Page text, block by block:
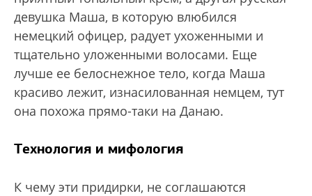
девушка Маша, в которую влюбился
немецкий офицер, радует ухоженными и
тщательно уложенными волосами. Еще
лучше ее белоснежное тело, когда Маша
красиво лежит, изнасилованная немцем, тут
она похожа прямо-таки на Данаю.
Технология и мифология
К чему эти придирки, не соглашаются